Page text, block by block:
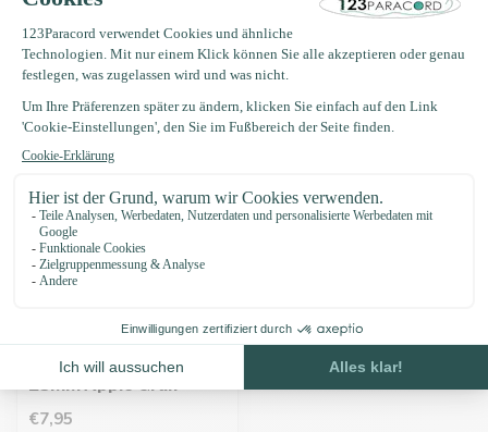
Zuletzt angesehen
Biothane adapter
25MM Apple Grün
€7,95